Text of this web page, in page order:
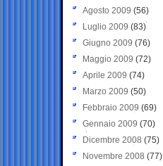
Agosto 2009 (56)
Luglio 2009 (83)
Giugno 2009 (76)
Maggio 2009 (72)
Aprile 2009 (74)
Marzo 2009 (50)
Febbraio 2009 (69)
Gennaio 2009 (70)
Dicembre 2008 (75)
Novembre 2008 (77)